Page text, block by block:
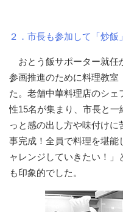
２．市長も参加して「炒飯
おとう飯サポーター就任
参画推進のために料理教室
た。老舗中華料理店のシェ
性15名が集まり、市長と
っと感の出し方や味付け
事完成！全員で料理を堪能
ャレンジしていきたい！
も印象的でした。